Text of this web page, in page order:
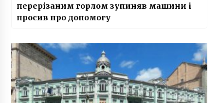
перерізаним горлом зупиняв машини і
просив про допомогу